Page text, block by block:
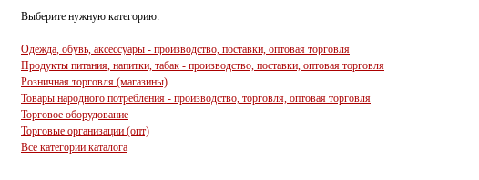
Выберите нужную категорию:
Одежда, обувь, аксессуары - производство, поставки, оптовая торговля
Продукты питания, напитки, табак - производство, поставки, оптовая торговля
Розничная торговля (магазины)
Товары народного потребления - производство, торговля, оптовая торговля
Торговое оборудование
Торговые организации (опт)
Все категории каталога